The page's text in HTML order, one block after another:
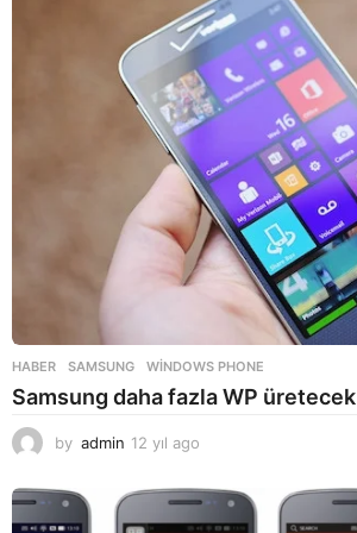
l
a
g
o
HABER SAMSUNG ,WINDOWS PHONE
Samsung daha fazla WP üretecek
by admin 12 yıl ago
y
ı